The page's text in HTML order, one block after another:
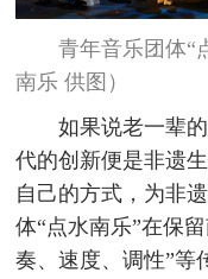
青年音乐团体“
南乐 供图）
如果说老一辈
代的创新便是非遗
自己的方式，为非
体“点水南乐”在保
奏、速度、调性”等